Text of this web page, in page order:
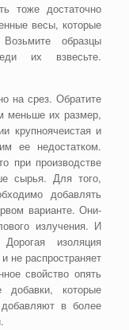
тоже достаточно
весы, которые
образцы
их взвесьте.
на срез. Обратите
меньше их размер,
крупноячеистая и
ее недостатком.
при производстве
сырья. Для того,
добавлять
варианте. Они-
излучения. И
изоляция
не распространяет
свойство опять
добавки, которые
в более